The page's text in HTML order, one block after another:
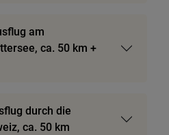
am
ca. 50 km +
durch die
ca. 50 km